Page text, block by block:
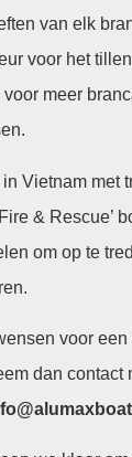
van elk
voor het
meer
Vietnam met
& Rescue’
om op te
voor
dan contact